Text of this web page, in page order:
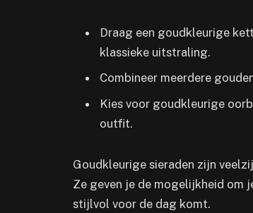
Draag een goudkleurige
klassieke uitstraling.
Combineer meerdere
Kies voor goudkleurige
outfit.
Goudkleurige sieraden zijn
Ze geven je de mogelijkheid om
stijlvol voor de dag komt.